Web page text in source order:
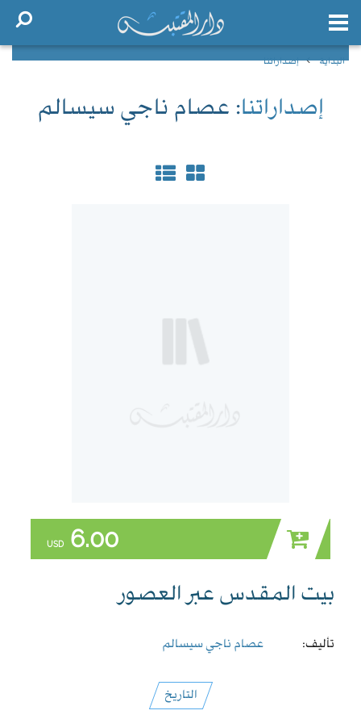
البداية إصداراتنا
إصداراتنا: عصام ناجي سيسالم
6.00
USD
بيت المقدس عبر العصور
تأليف: عصام ناجي سيسالم
التاريخ